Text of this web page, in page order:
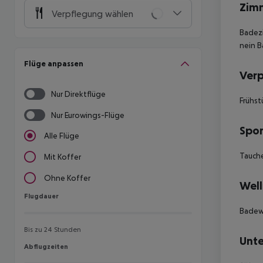
Verpflegung wählen
Flüge anpassen
Nur Direktflüge
Nur Eurowings-Flüge
Alle Flüge
Mit Koffer
Ohne Koffer
Flugdauer
Flugdauer
Bis zu 24 Stunden
Abflugzeiten
Abflugzeiten
nein